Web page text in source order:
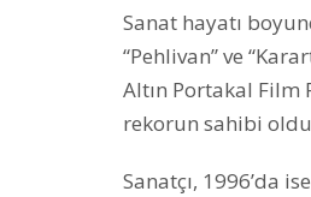
Sanat hayatı
“Pehlivan” ve
Altın Portakal Film
rekorun sahibi
Sanatçı, 1996’da